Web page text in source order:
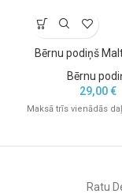
Bērnu podiņš
Bērnu
29,00€
Maksā trīs vienādās
Ratu